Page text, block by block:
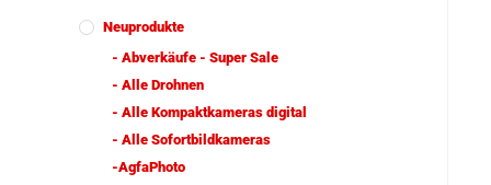
Neuprodukte
- Abverkäufe - Super Sale
- Alle Drohnen
- Alle Kompaktkameras digital
- Alle Sofortbildkameras
-AgfaPhoto